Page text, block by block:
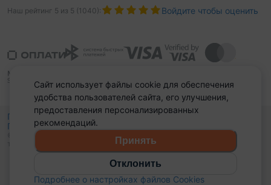
Наш рейтинг 5 из 5 1040): Войдите чтобы оценить
Политика конфиденциальности,
Политика обработки файлов куки
© 2015 - 2026, Domovita.by. Копирование материалов допускается
только при наличии активной ссылки.
Сайт использует файлы cookie для обеспечения
удобства пользователей сайта, его улучшения,
предоставления персонализированных
рекомендаций.
Принять
Отклонить
Подробнее о настройках файлов Cookies